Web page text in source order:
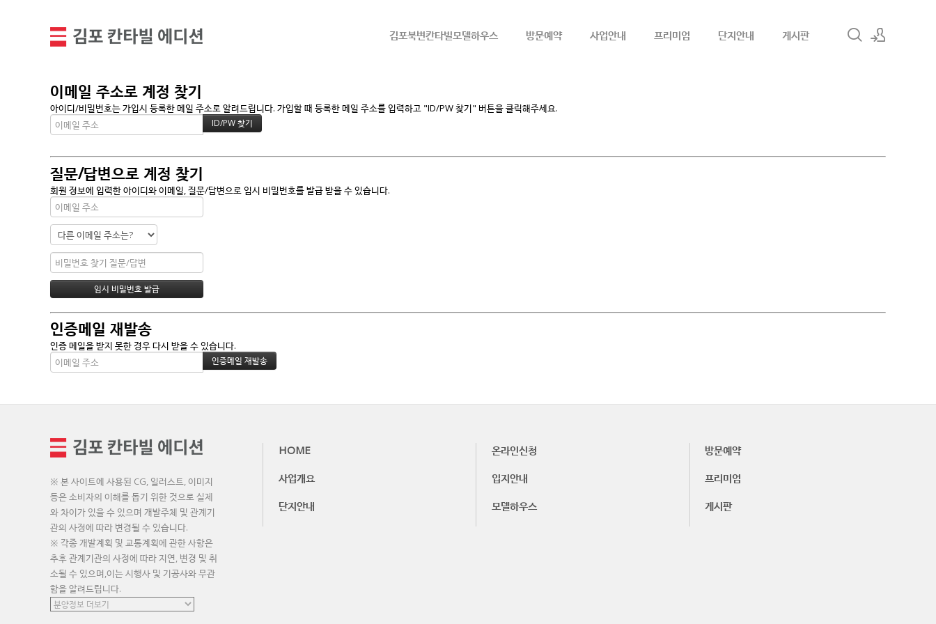
김포북변칸타빌모델하우스 방문예약 사업안내 프리미엄 단지안내 게시판
이메일 주소로 계정 찾기
아이디/비밀번호는 가입시 등록한 메일 주소로 알려드립니다. 가입할 때 등록한 메일 주소를 입력하고 "ID/PW 찾기" 버튼을 클릭해주세요.
질문/답변으로 계정 찾기
회원 정보에 입력한 아이디와 이메일, 질문/답변으로 임시 비밀번호를 발급 받을 수 있습니다.
인증메일 재발송
인증 메일을 받지 못한 경우 다시 받을 수 있습니다.
※ 본 사이트에 사용된 CG, 일러스트, 이미지
등은 소비자의 이해를 돕기 위한 것으로 실제
와 차이가 있을 수 있으며 개발주체 및 관계기
관의 사정에 따라 변경될 수 있습니다.
※ 각종 개발계획 및 교통계획에 관한 사항은
추후 관계기관의 사정에 따라 지연, 변경 및 취
소될 수 있으며,이는 시행사 및 기공사와 무관
함을 알려드립니다.
HOME 온라인신청
방문예약
사업개요
입지안내
프리미엄
단지안내
모델하우스 게시판